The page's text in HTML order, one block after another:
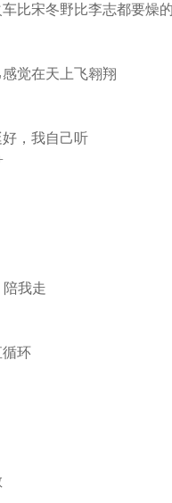
比宋冬野比李志都要燥
觉在天上飞翱翔
，我自己听
陪我走
环